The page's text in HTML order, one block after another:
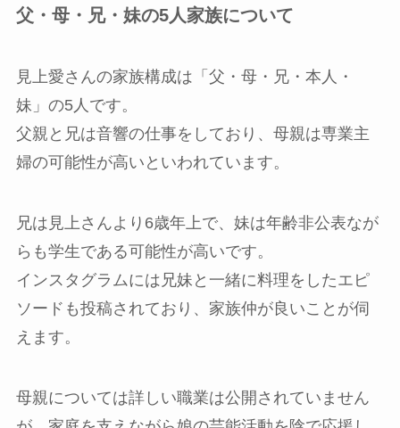
父・母・兄・妹の5人家族について
見上愛さんの家族構成は「父・母・兄・本人・
妹」の5人です。
父親と兄は音響の仕事をしており、母親は専業主
婦の可能性が高いといわれています。
兄は見上さんより6歳年上で、妹は年齢非公表なが
らも学生である可能性が高いです。
インスタグラムには兄妹と一緒に料理をしたエピ
ソードも投稿されており、家族仲が良いことが伺
えます。
母親については詳しい職業は公開されていません